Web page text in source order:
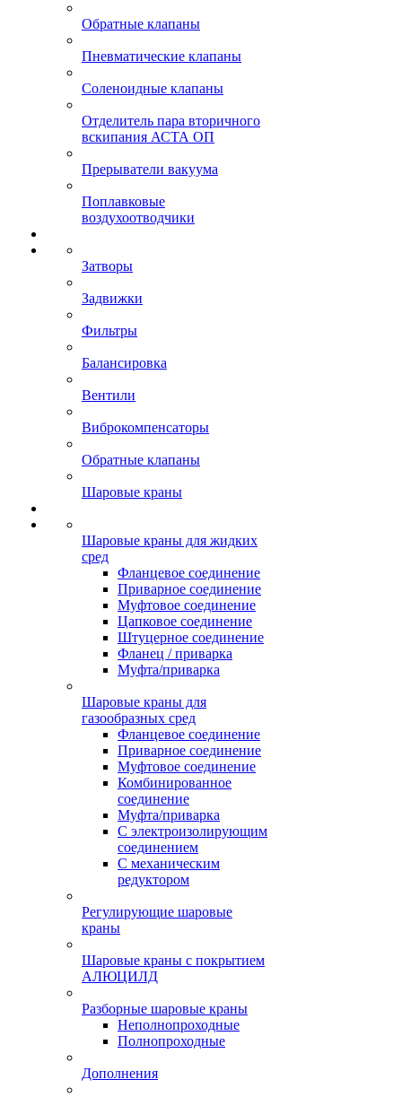
Обратные клапаны
Пневматические клапаны
Соленоидные клапаны
Отделитель пара вторичного
вскипания АСТА ОП
Прерыватели вакуума
Поплавковые
воздухоотводчики
Затворы
Задвижки
Фильтры
Балансировка
Вентили
Виброкомпенсаторы
Обратные клапаны
Шаровые краны
Шаровые краны для жидких
сред
Фланцевое соединение
Приварное соединение
Муфтовое соединение
Цапковое соединение
Штуцерное соединение
Фланец / приварка
Муфта/приварка
Шаровые краны для
газообразных сред
Фланцевое соединение
Приварное соединение
Муфтовое соединение
Комбинированное
соединение
Муфта/приварка
С электроизолирующим
соединением
С механическим
редуктором
Регулирующие шаровые
краны
Шаровые краны с покрытием
АЛЮЦИЛД
Разборные шаровые краны
Неполнопроходные
Полнопроходные
Дополнения